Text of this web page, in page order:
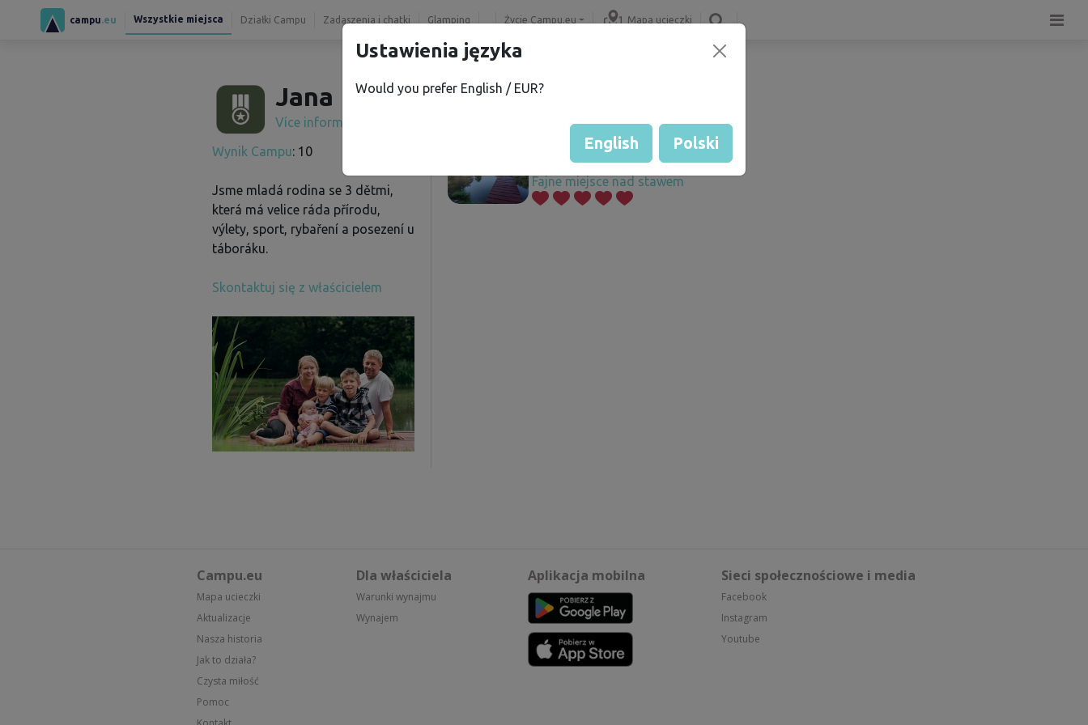
campu .eu Wszystkie miejsca Działki Campu Zadaszenia i chatki Glamping Życie Campu.eu Mapa ucieczki
Jana H.
Více informací
Wynik Campu: 10
Jsme mladá rodina se 3 dětmi,
která má velice ráda přírodu,
výlety, sport, rybaření a posezení u
táboráku.
Skontaktuj się z właścicielem
Fajne miejsce nad stawem
Campu.eu
Mapa ucieczki
Aktualizacje
Nasza historia
Jak to działa?
Czysta miłość
Pomoc
Dla właściciela
Warunki wynajmu
Wynajem
Aplikacja mobilna Sieci społecznościowe i media
Facebook
Instagram
Youtube
Ustawienia języka
Would you prefer English / EUR?
English Polski